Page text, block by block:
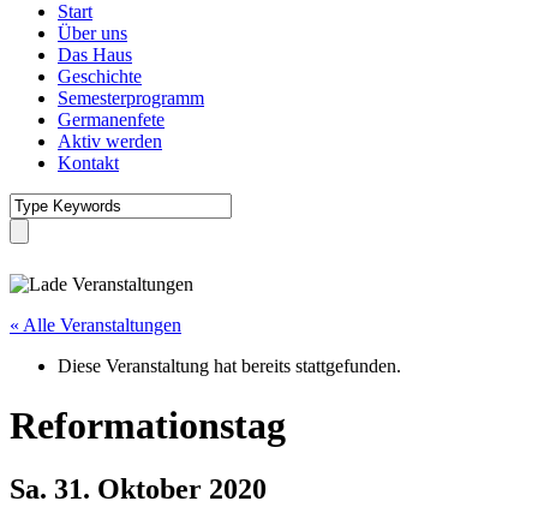
Start
Über uns
Das Haus
Geschichte
Semesterprogramm
Germanenfete
Aktiv werden
Kontakt
« Alle Veranstaltungen
Diese Veranstaltung hat bereits stattgefunden.
Reformationstag
Sa. 31. Oktober 2020